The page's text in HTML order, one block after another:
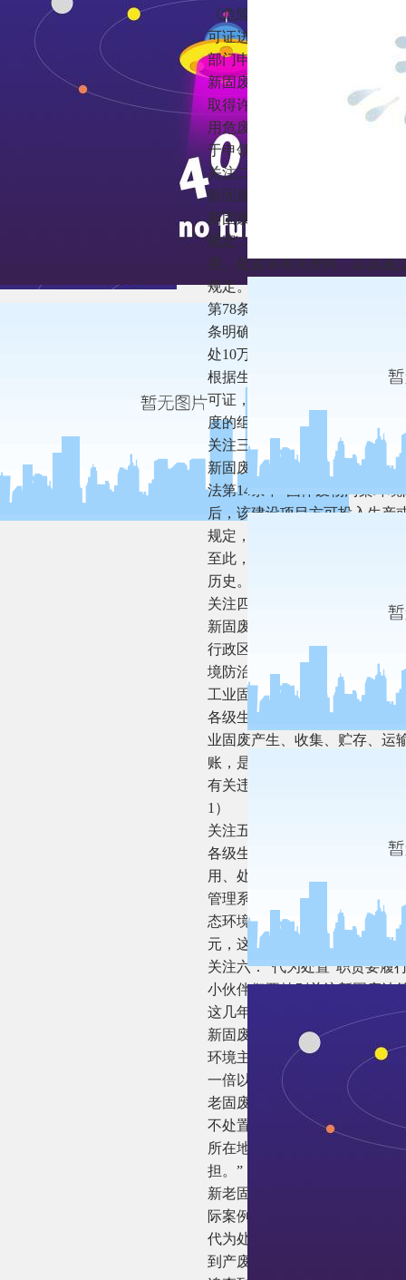
《危险废物经营许可证管理
可证进行规定。根据老固废法
部门申领经营许可证。
新固废法第80条规定“从事收
取得许可证”，即删除了老《
用危废许可证。但是，新固废
于申领利用危废许可证的相关
关注二：工业固废申报登记制
新固废法删除了老固废法第32
新固废法第39条规定，产生工
规定；产生工业固废的单位应
用、处置等有关资料，以及减
规定。
第78条规定，产生危险废物的
条明确，未依法取得排污许可
处10万元-100万元的罚款；情
根据生态环境部《排污许可管
可证，生态环境部负责指导全
度的组织实施和监督；地方性
关注三：取消固废防治设施验
新固废法取消了生态环境部门
法第14条中“固体废物污染环
后，该建设项目方可投入生产
规定，对配套建设的固体废物
至此，所有涉及竣工验收许可
历史。
关注四：工业固废监管任务新
新固废法中生态环境主管部门
行政区域利用未报备案的，产
境防治信息的，产生工业固废
工业固废的违法行为，都要作
各级生态环境主管部门应当对
业固废产生、收集、贮存、运
账，是否对暂时不利用或者不
有关违法行为，则按照新固废
1）
关注五：加强危险废物监管是
各级生态环境主管部门应当监
用、处置危废，危废是否混入
管理系统向所在地生态环境主
态环境主管部门发现危废有关
元，这在生态环境保护法律中
关注六：“代为处置”职责要履
小伙伴们要特别关注新固废法
这几年的实践情况来看，这是
新固废法第113条规定“危险废
环境主管部门组织代为处置，
一倍以上三倍以下的罚款”。
老固废法第55条规定“产生危
不处置的，由所在地县级以上
所在地县级以上地方环保部门
担。”
新老固废法的区别在于，一是
际案例来看，产废单位逃跑了
代为处置，所以落实不了而难
到产废单位逃跑了或者是破产